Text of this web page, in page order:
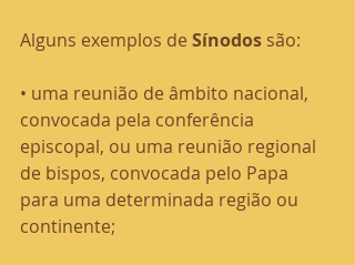
Alguns exemplos de Sínodos são:
• uma reunião de âmbito nacional,
convocada pela conferência
episcopal, ou uma reunião regional
de bispos, convocada pelo Papa
para uma determinada região ou
continente;